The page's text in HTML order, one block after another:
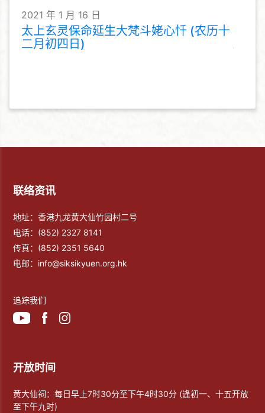
2021 年 1 月 16 日
太上玄灵保命延生大梵斗姥心忏 (农历十
二月初四日)
联络资讯
地址：香港九龙黄大仙竹园村二号
电话： (852) 2327 8141
传真： (852) 2351 5640
电邮： info@siksikyuen.org.hk
追踪我们
开放时间
黄大仙祠：每日早上7时30分至下午4时30分 (逢初一、十五开放
至下午九时)